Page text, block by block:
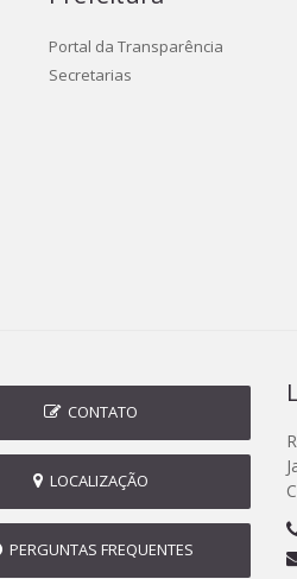
Portal da Transparência
Secretarias
CONTATO
LOCALIZAÇÃO
PERGUNTAS FREQUENTES